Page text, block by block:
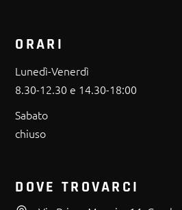
ORARI
Lunedì-Venerdì
8.30-12.30 e 14.30-18:00
Sabato
chiuso
DOVE TROVARCI